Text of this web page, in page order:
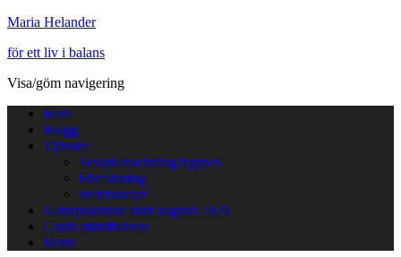
Maria Helander
för ett liv i balans
Visa/göm navigering
Hem
Blogg
Tjänster
Terapi/coachning/hypnos
Föreläsning
Webbkurser
Naturprästinna start augusti 2026
Gratis mindfulness
Maria